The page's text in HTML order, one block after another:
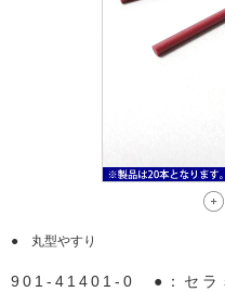
● 丸型やすり
901-41401-0 ●：セラ